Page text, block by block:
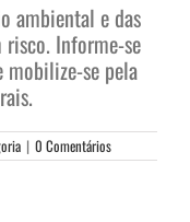
ambiental e das
Informe-se
mobilize-se pela
| 0 Comentários